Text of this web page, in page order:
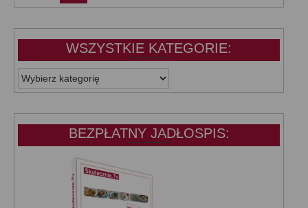
WSZYSTKIE KATEGORIE:
WSZYSTKIE
KATEGORIE:
BEZPŁATNY JADŁOSPIS: